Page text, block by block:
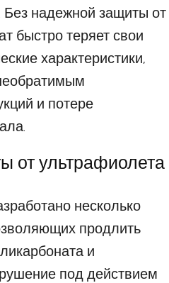
Без надежной защиты от
быстро теряет свои
характеристики,
и потере
от ультрафиолета
несколько
продлить
и
под действием